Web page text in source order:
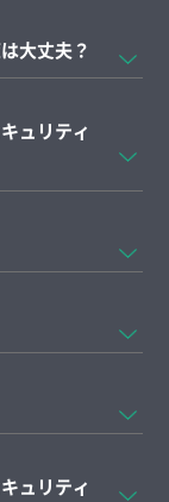
大丈夫？
ュリティ
ュリティ